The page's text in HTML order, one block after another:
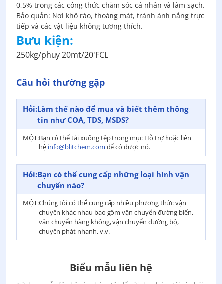
0,5% trong các công thức chăm sóc cá nhân và làm sạch.
Bảo quản: Nơi khô ráo, thoáng mát, tránh ánh nắng trực
tiếp và các vật liệu không tương thích.
Bưu kiện:
250kg/phuy 20mt/20'FCL
Câu hỏi thường gặp
Hỏi:Làm thế nào để mua và biết thêm thông
tin như COA, TDS, MSDS?
MỘT:Bạn có thể tải xuống tệp trong mục Hỗ trợ hoặc liên
hệ info@blitchem.com để có được nó.
Hỏi:Bạn có thể cung cấp những loại hình vận
chuyển nào?
MỘT:Chúng tôi có thể cung cấp nhiều phương thức vận
chuyển khác nhau bao gồm vận chuyển đường biển,
vận chuyển hàng không, vận chuyển đường bộ,
chuyển phát nhanh, v.v.
Biểu mẫu liên hệ